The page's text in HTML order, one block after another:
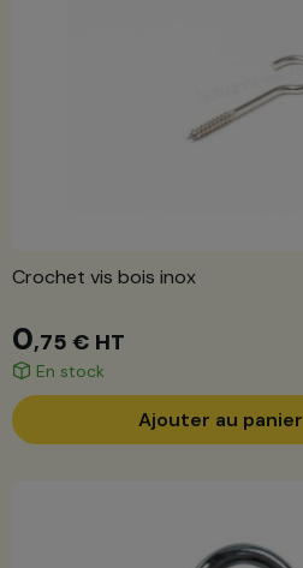
Crochet vis bois inox
0,75 € HT
En stock
Ajouter au panier